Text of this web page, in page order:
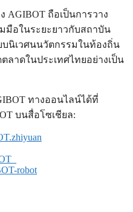
AGIBOT ถือเป็นการวาง
มือในระยะยาวกับสถาบัน
นิเวศนนวัตกรรมในท้องถิ่น
าดในประเทศไทยอย่างเป็น
ทางออนไลน์ได้ที่
บนสื่อโซเชียล:
robot